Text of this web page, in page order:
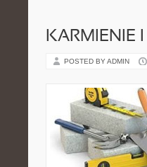
KARMIENIE
POSTED BY ADMIN